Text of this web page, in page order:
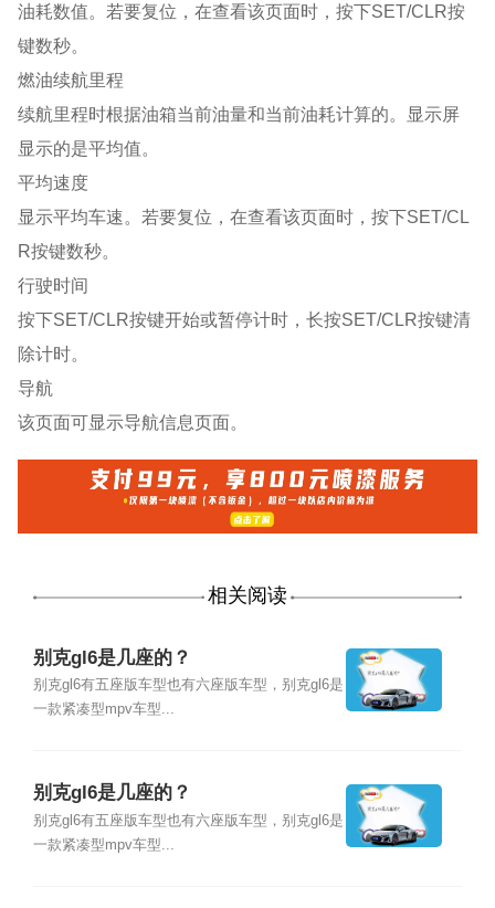
油耗数值。若要复位，在查看该页面时，按下SET/CLR按
键数秒。
燃油续航里程
续航里程时根据油箱当前油量和当前油耗计算的。显示屏
显示的是平均值。
平均速度
显示平均车速。若要复位，在查看该页面时，按下SET/CL
R按键数秒。
行驶时间
按下SET/CLR按键开始或暂停计时，长按SET/CLR按键清
除计时。
导航
该页面可显示导航信息页面。
相关阅读
别克gl6是几座的？
别克gl6有五座版车型也有六座版车型，别克gl6是
一款紧凑型mpv车型...
别克gl6是几座的？
别克gl6有五座版车型也有六座版车型，别克gl6是
一款紧凑型mpv车型...